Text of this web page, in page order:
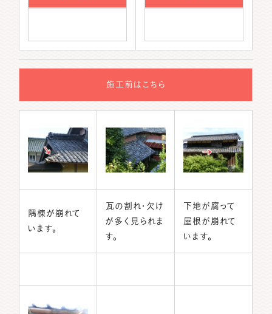
施工前はこちら
隅棟が崩れて
います。
瓦の割れ・欠け
が多く見られま
す。
下地が腐って
屋根が崩れて
います。